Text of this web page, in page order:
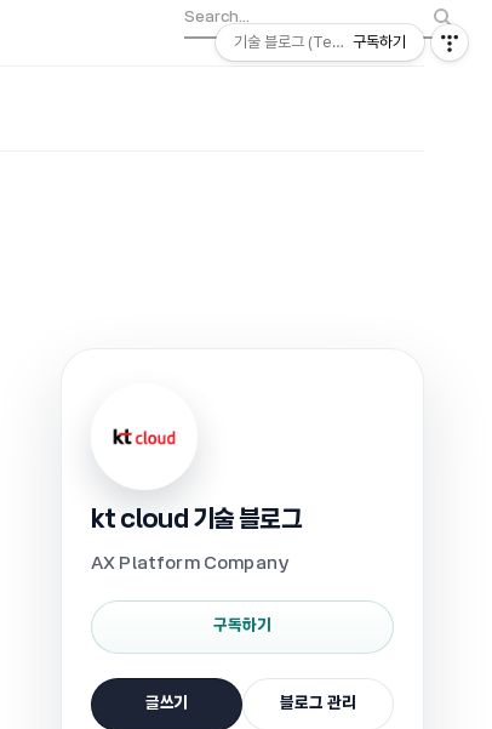
kt cloud 기술 블로그
AX Platform Company
구독하기
글쓰기 블로그 관리
기술 블로그 (Tech) | kt cloud
구독하기